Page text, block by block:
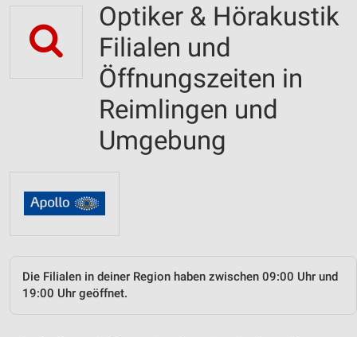
Optiker & Hörakustik
Filialen und
Öffnungszeiten in
Reimlingen und
Umgebung
Die Filialen in deiner Region haben zwischen 09:00 Uhr und
19:00 Uhr geöffnet.